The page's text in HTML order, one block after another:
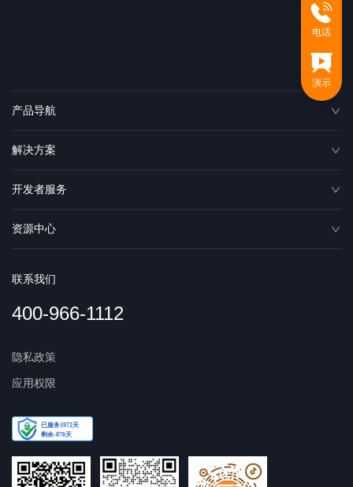
产品导航
解决方案
开发者服务
资源中心
联系我们
400-966-1112
隐私政策
应用权限
电话
演示